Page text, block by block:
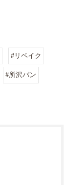
#リベイク
#所沢パン